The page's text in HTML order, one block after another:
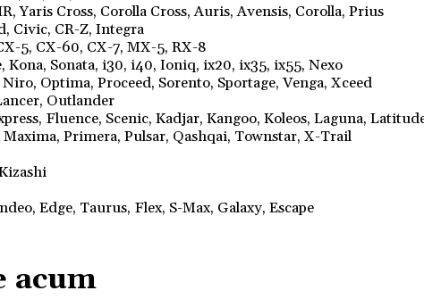
Yaris Cross, Corolla Cross, Auris, Avensis, Corolla, Prius
Civic, CR-Z, Integra
5, CX-60, CX-7, MX-5, RX-8
Kona, Sonata, i30, i40, Ioniq, ix20, ix35, ix55, Nexo
Optima, Proceed, Sorento, Sportage, Venga, Xceed
Outlander
Fluence, Scenic, Kadjar, Kangoo, Koleos, Laguna,
Primera, Pulsar, Qashqai, Townstar, X-Trail
Edge, Taurus, Flex, S-Max, Galaxy, Escape
acum